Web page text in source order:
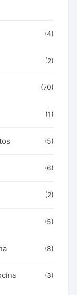
(4)
(2)
(70)
(1)
(5)
(6)
(2)
(5)
(8)
(3)